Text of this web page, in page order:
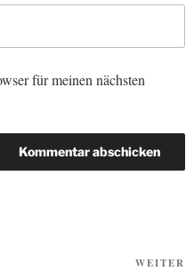
für meinen nächsten
WEITER